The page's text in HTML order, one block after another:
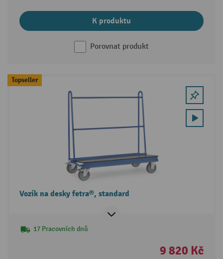
K produktu
Porovnat produkt
Topseller
Vozík na desky fetra®, standard
17 Pracovních dnů
9 820 Kč